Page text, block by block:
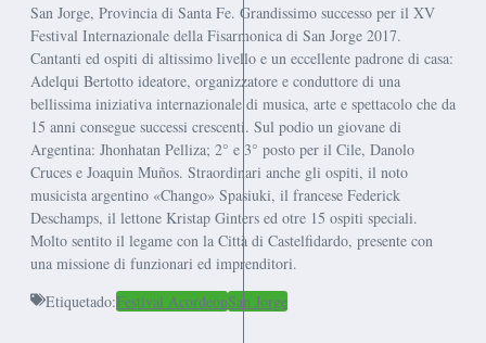
San Jorge, Provincia di Santa Fe. Grandissimo successo per il XV
Festival Internazionale della Fisarmonica di San Jorge 2017.
Cantanti ed ospiti di altissimo livello e un eccellente padrone di casa:
Adelqui Bertotto ideatore, organizzatore e conduttore di una
bellissima iniziativa internazionale di musica, arte e spettacolo che da
15 anni consegue successi crescenti. Sul podio un giovane di
Argentina: Jhonhatan Pelliza; 2° e 3° posto per il Cile, Danolo
Cruces e Joaquin Muños. Straordinari anche gli ospiti, il noto
musicista argentino «Chango» Spasiuki, il francese Federick
Deschamps, il lettone Kristap Ginters ed otre 15 ospiti speciali.
Molto sentito il legame con la Città di Castelfidardo, presente con
una missione di funzionari ed imprenditori.
Etiquetado:Festival AcordeonSan Jorge